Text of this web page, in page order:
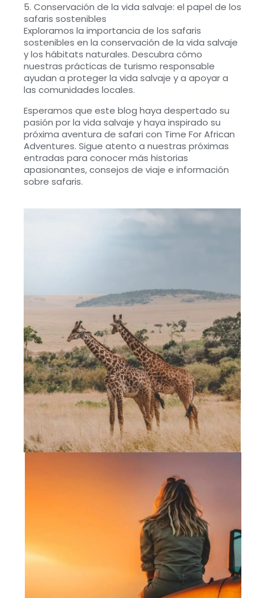
5. Conservación de la vida salvaje: el papel de los
safaris sostenibles
Exploramos la importancia de los safaris
sostenibles en la conservación de la vida salvaje
y los hábitats naturales. Descubra cómo
nuestras prácticas de turismo responsable
ayudan a proteger la vida salvaje y a apoyar a
las comunidades locales.
Esperamos que este blog haya despertado su
pasión por la vida salvaje y haya inspirado su
próxima aventura de safari con Time For African
Adventures. Sigue atento a nuestras próximas
entradas para conocer más historias
apasionantes, consejos de viaje e información
sobre safaris.